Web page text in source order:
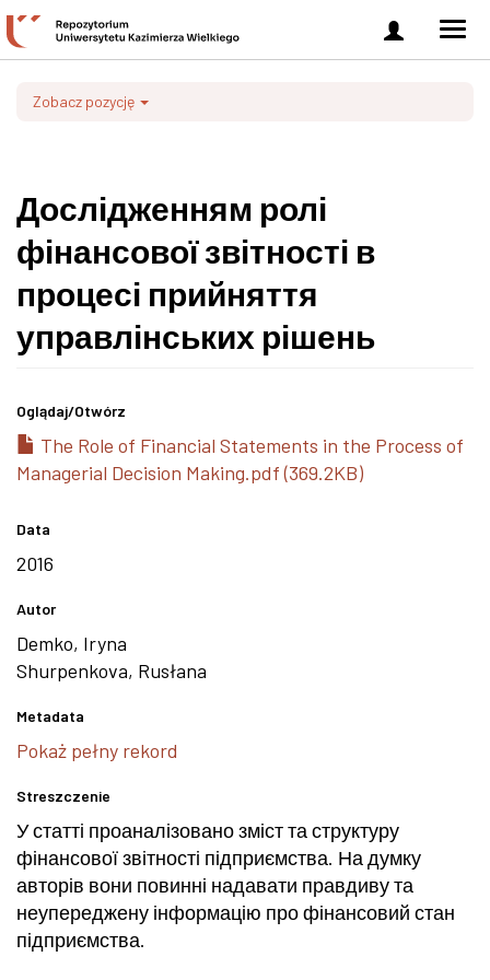
Zaloguj
się
Zobacz pozycję
Дослідженням ролі
фінансової звітності в
процесі прийняття
управлінських рішень
Oglądaj/Otwórz
The Role of Financial Statements in the Process of
Managerial Decision Making.pdf (369.2KB)
Data
2016
Autor
Demko, Iryna
Shurpenkova, Rusłana
Metadata
Pokaż pełny rekord
Streszczenie
У статті проаналізовано зміст та структуру
фінансової звітності підприємства. На думку
авторів вони повинні надавати правдиву та
неупереджену інформацію про фінансовий стан
підприємства.